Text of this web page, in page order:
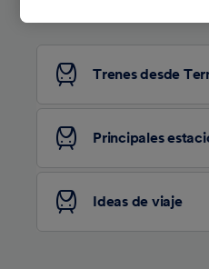
Trenes desde
Principales
Ideas de viaje
afectarán a los datos
Tanto nosotros como
tratamos los datos
Utilizar datos de
precisa. Analizar
características del